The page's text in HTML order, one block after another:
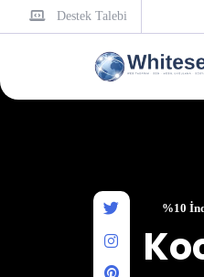
Destek Talebi
%10